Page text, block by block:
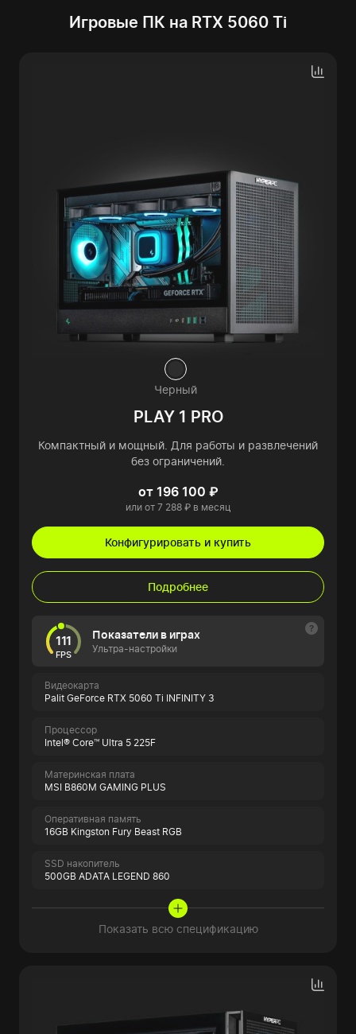
Игровые ПК на RTX 5060 Ti
Черный
PLAY 1 PRO
Компактный и мощный. Для работы и развлечений
без ограничений.
от 196 100 ₽
или от 7 288 ₽ в месяц
Конфигурировать и купить
Подробнее
111
FPS
Показатели в играх
Ультра-настройки
Видеокарта
Palit GeForce RTX 5060 Ti INFINITY 3
Процессор
Intel® Core™ Ultra 5 225F
Материнская плата
MSI B860M GAMING PLUS
Оперативная память
16GB Kingston Fury Beast RGB
SSD накопитель
500GB ADATA LEGEND 860
Показать всю спецификацию